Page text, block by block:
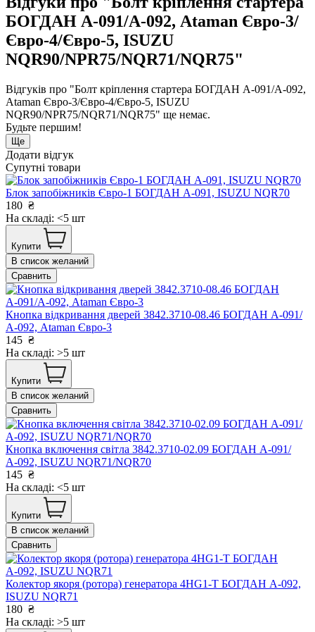
БОГДАН А-091/А-092, Ataman Євро-3/
Євро-4/Євро-5, ISUZU
NQR90/NPR75/NQR71/NQR75"
Відгуків про "Болт кріплення стартера БОГДАН А-091/А-092,
Ataman Євро-3/Євро-4/Євро-5, ISUZU
NQR90/NPR75/NQR71/NQR75" ще немає.
Будьте першим!
Ще
Додати відгук
Супутні товари
Блок запобіжників Євро-1 БОГДАН А-091, ISUZU NQR70
180 ₴
На складі: <5 шт
Купити
В список желаний
Сравнить
Кнопка відкривання дверей 3842.3710-08.46 БОГДАН А-091/
А-092, Ataman Євро-3
145 ₴
На складі: >5 шт
Купити
В список желаний
Сравнить
Кнопка включення світла 3842.3710-02.09 БОГДАН А-091/
А-092, ISUZU NQR71/NQR70
145 ₴
На складі: <5 шт
Купити
В список желаний
Сравнить
Колектор якоря (ротора) генератора 4HG1-T БОГДАН А-092,
ISUZU NQR71
180 ₴
На складі: >5 шт